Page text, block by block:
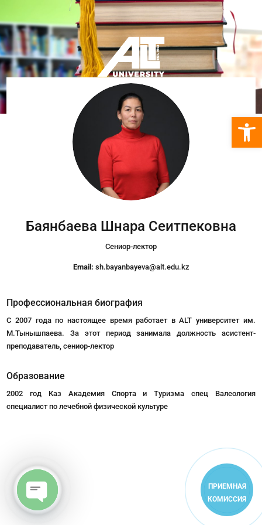
Баянбаева Шнара Сеитпековна
Сениор-лектор
Email: sh.bayanbayeva@alt.edu.kz
Профессиональная биография
С 2007 года по настоящее время работает в ALT университет им.
М.Тынышпаева. За этот период занимала должность асистент-
преподаватель, сениор-лектор
Образование
2002 год Каз Академия Спорта и Туризма спец Валеология
специалист по лечебной физической культуре
ПРИЕМНАЯ
КОМИССИЯ
Open